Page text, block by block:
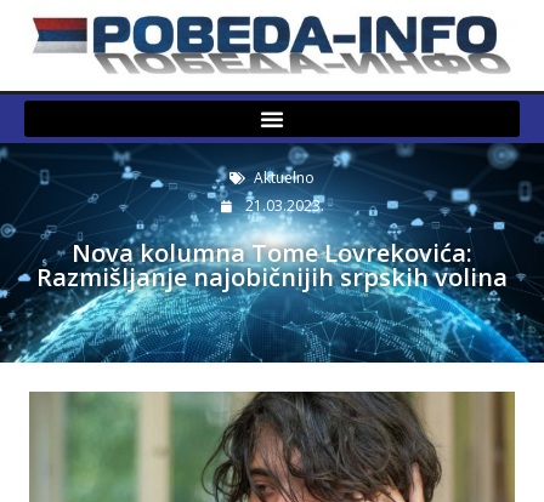
Aktuelno
21.03.2023.
Nova kolumna Tome Lovrekovića:
Razmišljanje najobičnijih srpskih volina